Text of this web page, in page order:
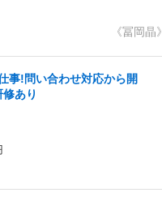
《冨岡晶》
事!問い合わせ対応から開
あり